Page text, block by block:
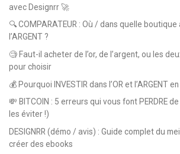
avec Designrr 🚀
🔍 COMPARATEUR : Où / dans quelle boutique
l’ARGENT ?
🧐 Faut-il acheter de l’or, de l’argent, ou les
pour choisir
💰 Pourquoi INVESTIR dans l’OR et l’ARGENT
💸 BITCOIN : 5 erreurs qui vous font PERDRE
les éviter !)
DESIGNRR (démo / avis) : Guide complet du
créer des ebooks